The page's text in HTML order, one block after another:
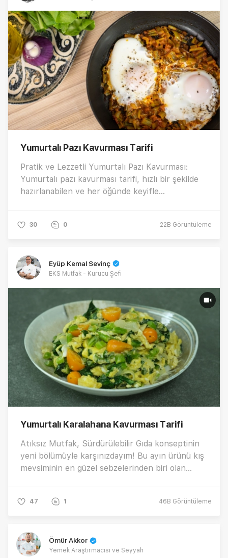
Yumurtalı Pazı Kavurması Tarifi
Pratik ve Lezzetli Yumurtalı Pazı Kavurması:
Yumurtalı pazı kavurması tarifi, hızlı bir şekilde
hazırlanabilen ve her öğünde keyifle
bu tarif, kahvaltılarda, öğle veya akşam
dokunuş katarak protein açısından zenginleştirir.
Şimdi birlikte bu harika lezzetin nasıl yapıldığını
keşfedelim…
30 0 22B Görüntüleme
Eyüp Kemal Sevinç
EKS Mutfak - Kurucu Şefi
Yumurtalı Karalahana Kavurması Tarifi
Atıksız Mutfak, Sürdürülebilir Gıda konseptinin
yeni bölümüyle karşınızdayım! Bu ayın ürünü kış
mevsiminin en güzel sebzelerinden biri olan
yumurtalı karalahana kavurması için tarif
47 1 46B Görüntüleme
Ömür Akkor
Yemek Araştırmacısı ve Seyyah